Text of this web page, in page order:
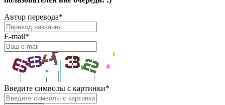
Автор перевода*
E-mail*
Введите символы с картинки*